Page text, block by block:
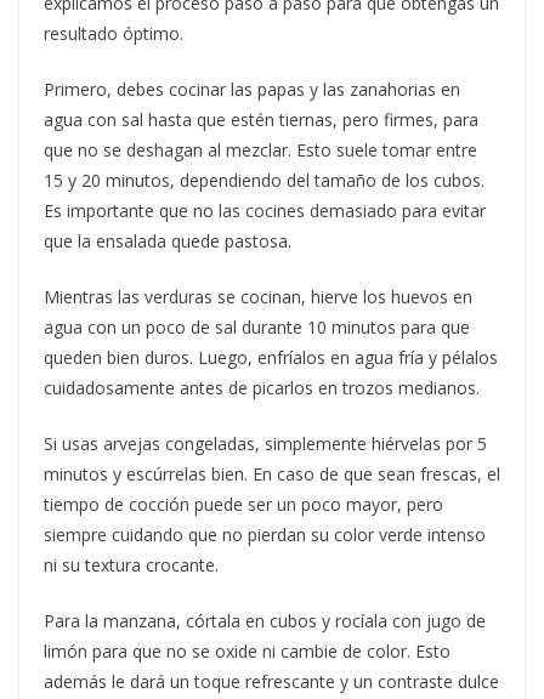
resultado óptimo.
Primero, debes cocinar las papas y las zanahorias en
agua con sal hasta que estén tiernas, pero firmes, para
que no se deshagan al mezclar. Esto suele tomar entre
15 y 20 minutos, dependiendo del tamaño de los cubos.
Es importante que no las cocines demasiado para evitar
que la ensalada quede pastosa.
Mientras las verduras se cocinan, hierve los huevos en
agua con un poco de sal durante 10 minutos para que
queden bien duros. Luego, enfríalos en agua fría y pélalos
cuidadosamente antes de picarlos en trozos medianos.
Si usas arvejas congeladas, simplemente hiérvelas por 5
minutos y escúrrelas bien. En caso de que sean frescas, el
tiempo de cocción puede ser un poco mayor, pero
siempre cuidando que no pierdan su color verde intenso
ni su textura crocante.
Para la manzana, córtala en cubos y rocíala con jugo de
limón para que no se oxide ni cambie de color. Esto
además le dará un toque refrescante y un contraste dulce